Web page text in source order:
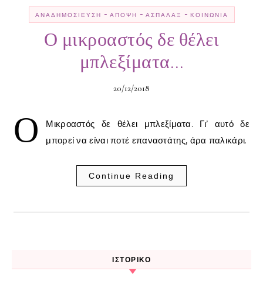
ΑΝΑΔΗΜΟΣΊΕΥΣΗ - ΆΠΟΨΗ - ΑΣΠΆΛΑΞ - ΚΟΙΝΩΝΊΑ
Ο μικροαστός δε θέλει
μπλεξίματα…
20/12/2018
Ο
Μικροαστός δε θέλει μπλεξίματα. Γι’ αυτό δε
μπορεί να είναι ποτέ επαναστάτης, άρα παλικάρι.
Continue Reading
ΙΣΤΟΡΙΚΌ